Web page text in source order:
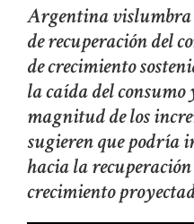
Argentina vislumbra
de recuperación del
de crecimiento
la caída del
magnitud de los
sugieren que podría
hacia la
crecimiento